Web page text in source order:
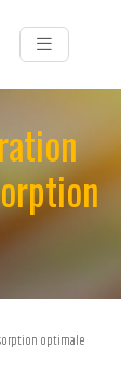
optimale